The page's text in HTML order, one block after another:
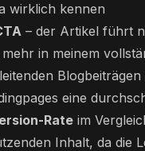
wirklich kennen
– der Artikel führt
in meinem
eine
Rate im
Inhalt, da die